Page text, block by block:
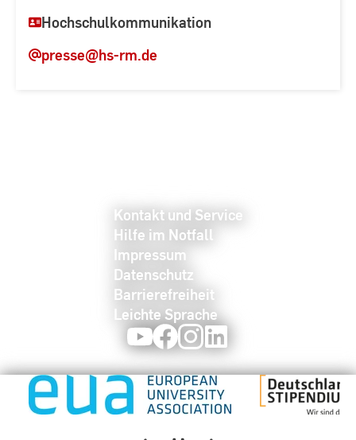
Hochschulkommunikation
presse@hs-rm.de
Kontakt und Service
Hilfe im Notfall
Impressum
Datenschutz
Barrierefreiheit
Leichte Sprache
YoutubeFacebookInstagram